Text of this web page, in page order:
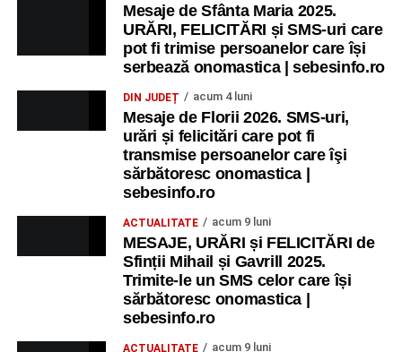
Mesaje de Sfânta Maria 2025.
URĂRI, FELICITĂRI și SMS-uri care
pot fi trimise persoanelor care își
serbează onomastica | sebesinfo.ro
DIN JUDEȚ acum 4 luni
Mesaje de Florii 2026. SMS-uri,
urări și felicitări care pot fi
transmise persoanelor care îşi
sărbătoresc onomastica |
sebesinfo.ro
ACTUALITATE acum 9 luni
MESAJE, URĂRI și FELICITĂRI de
Sfinții Mihail și Gavrill 2025.
Trimite-le un SMS celor care își
sărbătoresc onomastica |
sebesinfo.ro
ACTUALITATE acum 9 luni